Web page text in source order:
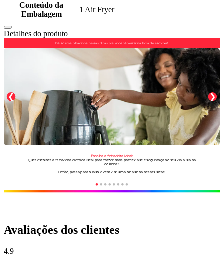
Conteúdo da
Embalagem
1 Air Fryer
Detalhes do produto
Avaliações dos clientes
4.9